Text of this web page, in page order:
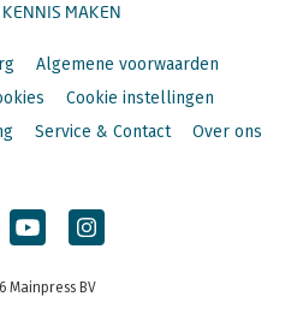
KENNIS MAKEN
Algemene voorwaarden
Cookie instellingen
Service & Contact Over ons
Mainpress BV